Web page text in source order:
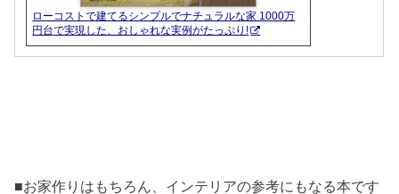
ローコストで建てるシンプルでナチュラルな家 1000万
円台で実現した、おしゃれな実例がたっぷり!
■お家作りはもちろん、インテリアの参考にもなる本です